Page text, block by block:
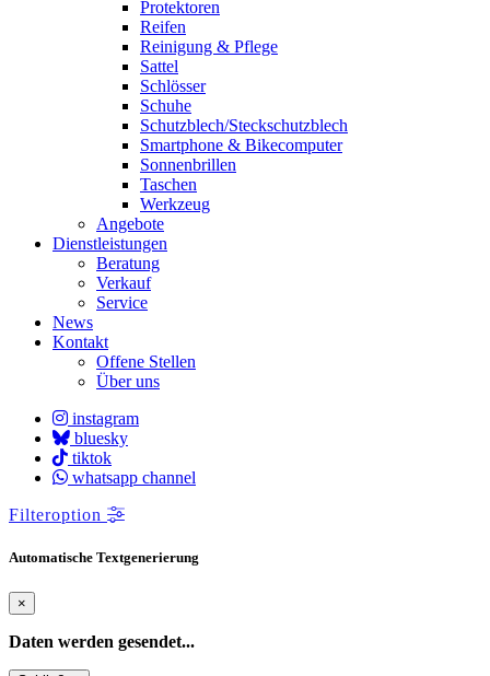
Protektoren
Reifen
Reinigung & Pflege
Sattel
Schlösser
Schuhe
Schutzblech/Steckschutzblech
Smartphone & Bikecomputer
Sonnenbrillen
Taschen
Werkzeug
Angebote
Dienstleistungen
Beratung
Verkauf
Service
News
Kontakt
Offene Stellen
Über uns
instagram
bluesky
tiktok
whatsapp channel
Filteroption
Automatische Textgenerierung
×
Daten werden gesendet...